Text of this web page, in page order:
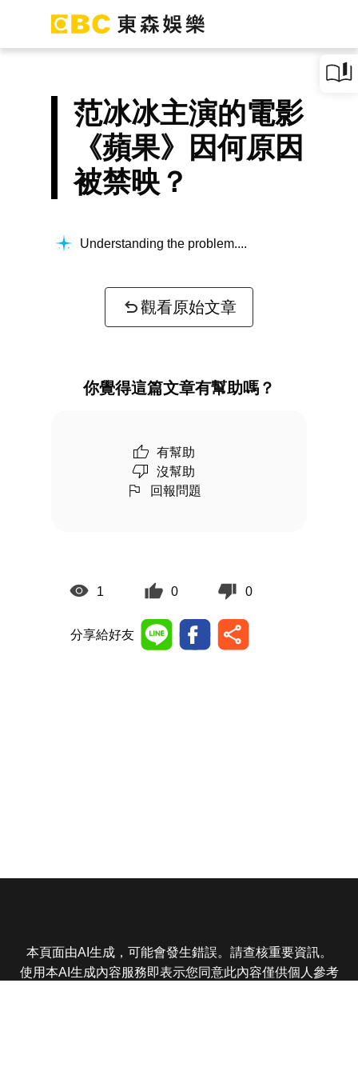
范冰冰主演的電影
《蘋果》因何原因
被禁映？
Understanding the problem...
觀看原始文章
你覺得這篇文章有幫助嗎？
有幫助
沒幫助
回報問題
1 0 0
分享給好友
本頁面由AI生成，可能會發生錯誤。請查核重要資訊。
使用本AI生成內容服務即表示您同意此內容僅供個人參考